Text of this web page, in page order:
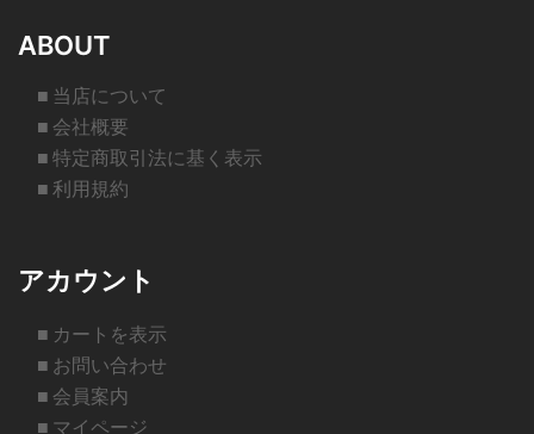
ABOUT
■ 当店について
■ 会社概要
■ 特定商取引法に基く表示
■ 利用規約
アカウント
■ カートを表示
■ お問い合わせ
■ 会員案内
■ マイページ